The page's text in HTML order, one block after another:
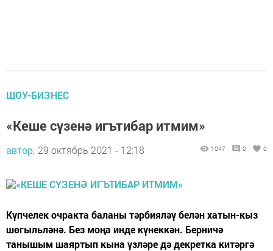
ШОУ-БИЗНЕС
«Кеше сүзенә игътибар итмим»
автор, 29 октябрь 2021 - 12:18 1047 0 0
Күпчелек очракта баланы тәрбияләү белән хатын-кыз
шөгыльләнә. Без моңа инде күнеккән. Берничә
танышым шаяртып кына үзләре дә декретка китәргә